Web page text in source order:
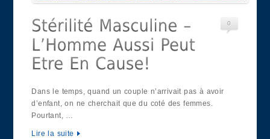
0
Dans le temps, quand un couple n’arrivait pas à avoir
d’enfant, on ne cherchait que du coté des femmes.
Pourtant, …
Lire la suite